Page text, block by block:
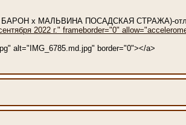
БАРОН x МАЛЬВИНА ПОСАДСКАЯ СТРАЖА)-
2022 г." frameborder="0"
alt="IMG_6785.md.jpg" border="0"></a>